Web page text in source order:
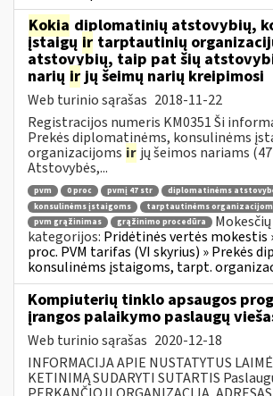
Kokia diplomatinių atstovybių,
įstaigų ir tarptautinių
atstovybių, taip pat šių
narių irjų šeimų narių kreipimosi
Web turinio sąrašas 2018-11-22
Registracijos numeris KM0351 Ši
Prekės diplomatinėms, konsulinėms
organizacijoms ir jų šeimos nariams
Atstovybės,...
pvm 0 proc pvmį 47 str
diplomatinėms
konsulinėms įstaigoms
tarptautinėms
pvm grąžinimas
grąžinimo procedūra
kategorijos: Pridėtinės vertės mokestis
proc. PVM tarifas (VI skyrius) » Prekės
konsulinėms įstaigoms, tarpt.
Kompiuterių tinklo apsaugos
įrangos palaikymo paslaugų
Web turinio sąrašas 2020-12-18
INFORMACIJA APIE NUSTATYTUS
KETINIMĄ SUDARYTI SUTARTIS